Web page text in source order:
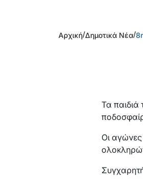
Αρχική/Δημοτικά Νέα/
Τα
Οι